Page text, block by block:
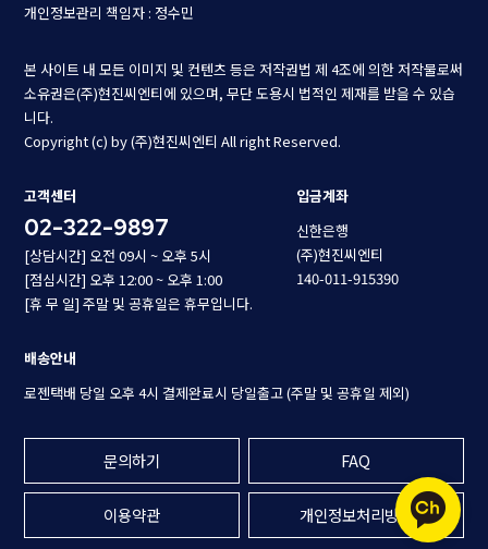
개인정보관리 책임자 : 정수민
본 사이트 내 모든 이미지 및 컨텐츠 등은 저작권법 제 4조에 의한 저작물로써
소유권은(주)현진씨엔티에 있으며, 무단 도용시 법적인 제재를 받을 수 있습
니다.
Copyright (c) by (주)현진씨엔티 All right Reserved.
고객센터
02-322-9897
[상담시간] 오전 09시 ~ 오후 5시
[점심시간] 오후 12:00 ~ 오후 1:00
[휴 무 일] 주말 및 공휴일은 휴무입니다.
입금계좌
신한은행
(주)현진씨엔티
140-011-915390
배송안내
로젠택배 당일 오후 4시 결제완료시 당일출고 (주말 및 공휴일 제외)
문의하기 FAQ
이용약관 개인정보처리방침